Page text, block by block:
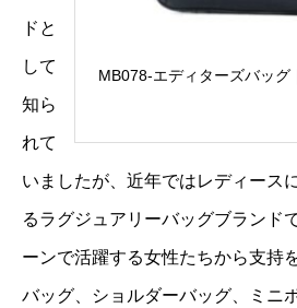
MB078-エディターズバッグ
ドと
して
知ら
れて
いましたが、近年ではレディース
るラグジュアリーバッグブランド
ーンで活躍する女性たちから支持
バッグ、ショルダーバッグ、ミニ